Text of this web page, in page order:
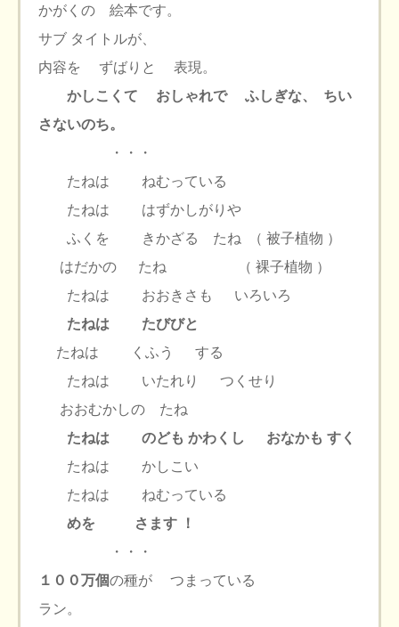
かがくの 絵本です。
サブ タイトルが、
内容を ずばりと 表現。
かしこくて おしゃれで ふしぎな、 ちい
さないのち。
・・・
たねは ねむっている
たねは はずかしがりや
ふくを きかざる たね （ 被子植物 ）
はだかの たね （ 裸子植物 ）
たねは おおきさも いろいろ
たねは たびびと
たねは くふう する
たねは いたれり つくせり
おおむかしの たね
たねは のども かわくし おなかも すく
たねは かしこい
たねは ねむっている
めを さます ！
・・・
１００万個の種が つまっている
ラン。